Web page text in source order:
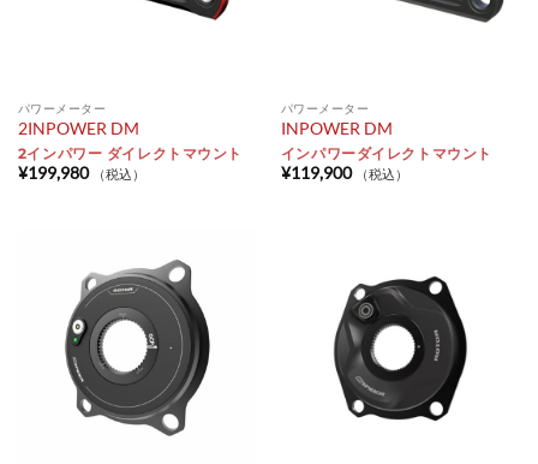
パワーメーター
2INPOWER DM
2インパワー ダイレクトマウント
¥199,980 （税込）
パワーメーター
INPOWER DM
インパワーダイレクトマウント
¥119,900 （税込）